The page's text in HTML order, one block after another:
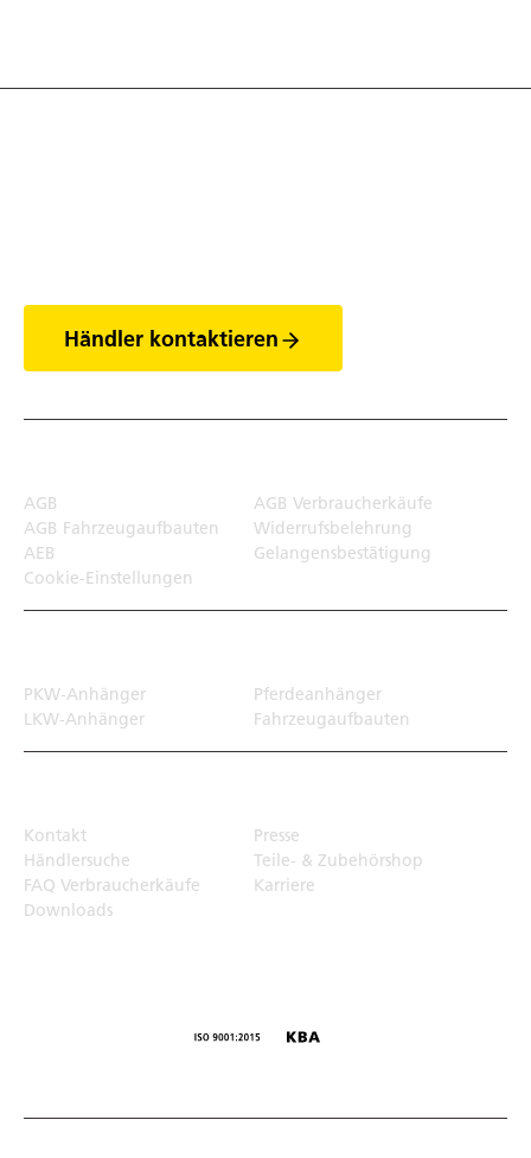
Händler kontaktieren
AGB
AGB Verbraucherkäufe
AGB Fahrzeugaufbauten
Widerrufsbelehrung
AEB
Gelangensbestätigung
Cookie-Einstellungen
PKW-Anhänger
Pferdeanhänger
LKW-Anhänger
Fahrzeugaufbauten
Kontakt
Presse
Händlersuche
Teile- & Zubehörshop
FAQ Verbraucherkäufe
Karriere
Downloads